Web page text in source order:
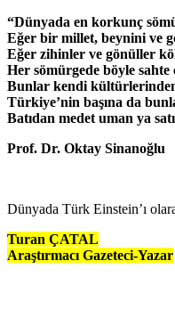
“Dünyada en korkunç
Eğer bir millet, beynini ve
Eğer zihinler ve gönüller
Her sömürgede böyle sahte
Bunlar kendi
Türkiye’nin başına da
Batıdan medet uman ya
Prof. Dr. Oktay Sinanoğlu
Dünyada Türk Einstein’ı
Turan ÇATAL
Araştırmacı Gazeteci-Yazar